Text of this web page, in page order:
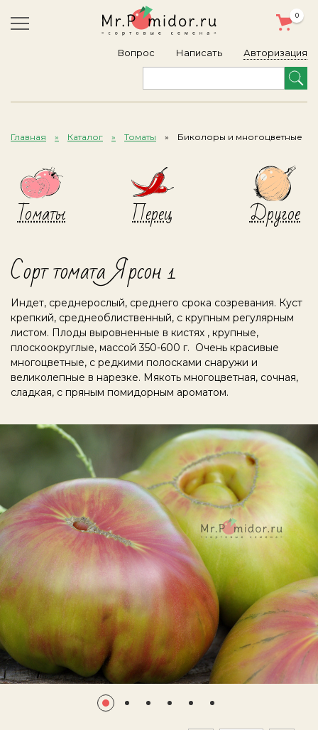
Вопрос Написать
0
Авторизация
Главная Каталог Томаты Биколоры и многоцветные
Томаты Перец Другое
Сорт томата Ярсон 1
Индет, среднерослый, среднего срока созревания. Куст
крепкий, среднеоблиственный, с крупным регулярным
листом. Плоды выровненные в кистях , крупные,
плоскоокруглые, массой 350-600 г. Очень красивые
многоцветные, с редкими полосками снаружи и
великолепные в нарезке. Мякоть многоцветная, сочная,
сладкая, с пряным помидорным ароматом.